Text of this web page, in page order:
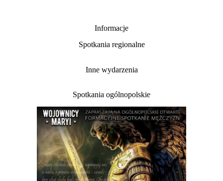
Informacje
Spotkania regionalne
Inne wydarzenia
Spotkania ogólnopolskie